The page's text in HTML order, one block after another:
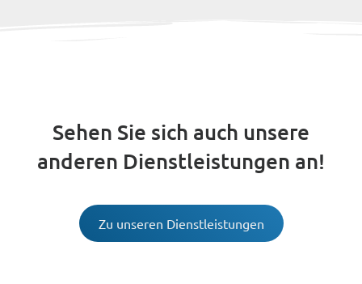
Sehen Sie sich auch unsere
anderen Dienstleistungen an!
Zu unseren Dienstleistungen